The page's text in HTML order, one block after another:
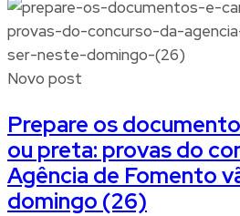
Novo post
Prepare os
ou preta: provas do
Agência de Fomento
domingo (26)